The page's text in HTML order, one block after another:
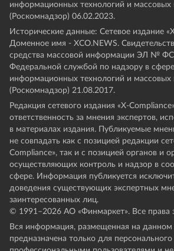
информационных технологий и массовых
(Роскомнадзор) 06.02.2023.
Исторические данные: Сетевое издание
Доменное имя - XCO.NEWS.
средства массовой информации ЭЛ №
Федеральной службой по надзору в сфере
информационных технологий и массовых
(Роскомнадзор) 21.08.2017.
Редакция сетевого издания «X-
ответственность за мнения экспертов,
в материалах издания. Публикуемые
не совпадать как с позицией редакции
Compliance», так и с позицией органов и
осуществляющих контроль и надзор в
сфере. Информация публикуется
доведения существующих экспертных
заинтересованных лиц.
© 1991–2026 АО «Финмаркет». Все
Вся информация, размещенная на данном
предназначена только для